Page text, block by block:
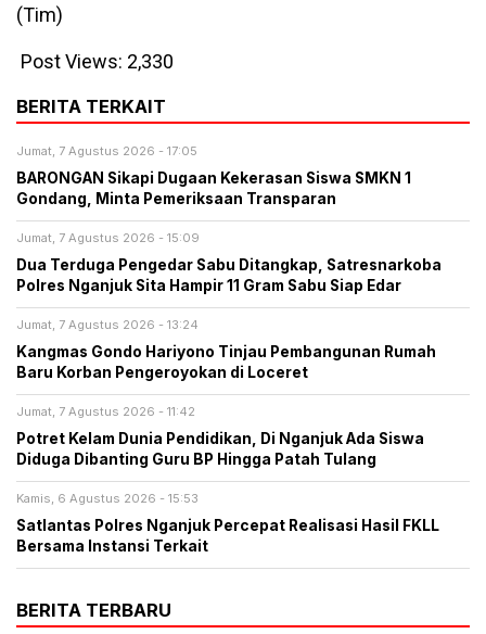
(Tim)
Post Views: 2,330
BERITA TERKAIT
Jumat, 7 Agustus 2026 - 17:05
BARONGAN Sikapi Dugaan Kekerasan Siswa SMKN 1
Gondang, Minta Pemeriksaan Transparan
Jumat, 7 Agustus 2026 - 15:09
Dua Terduga Pengedar Sabu Ditangkap, Satresnarkoba
Polres Nganjuk Sita Hampir 11 Gram Sabu Siap Edar
Jumat, 7 Agustus 2026 - 13:24
Kangmas Gondo Hariyono Tinjau Pembangunan Rumah
Baru Korban Pengeroyokan di Loceret
Jumat, 7 Agustus 2026 - 11:42
Potret Kelam Dunia Pendidikan, Di Nganjuk Ada Siswa
Diduga Dibanting Guru BP Hingga Patah Tulang
Kamis, 6 Agustus 2026 - 15:53
Satlantas Polres Nganjuk Percepat Realisasi Hasil FKLL
Bersama Instansi Terkait
BERITA TERBARU